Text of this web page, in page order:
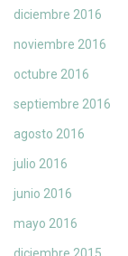
diciembre 2016
noviembre 2016
octubre 2016
septiembre 2016
agosto 2016
julio 2016
junio 2016
mayo 2016